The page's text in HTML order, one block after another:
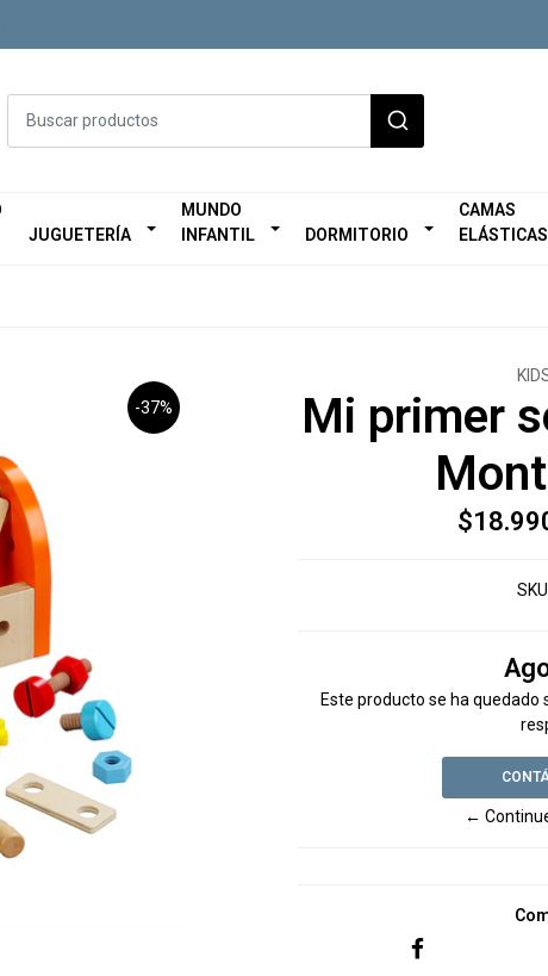
JUGUETERÍA
MUNDO
INFANTIL
DORMITORIO
CAMAS
ELÁSTICAS
-37%
Mi primer
Este producto se ha quedado
←